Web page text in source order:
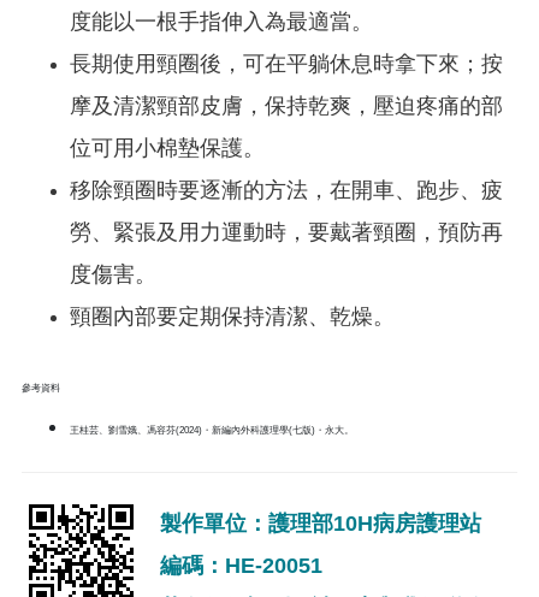
度能以一根手指伸入為最適當。
長期使用頸圈後，可在平躺休息時拿下來；按
摩及清潔頸部皮膚，保持乾爽，壓迫疼痛的部
位可用小棉墊保護。
移除頸圈時要逐漸的方法，在開車、跑步、疲
勞、緊張及用力運動時，要戴著頸圈，預防再
度傷害。
頸圈內部要定期保持清潔、乾燥。
參考資料
王桂芸、劉雪娥、馮容芬(2024)・新編內外科護理學(七版)・永大。
製作單位：護理部10H病房護理站
編碼：HE-20051